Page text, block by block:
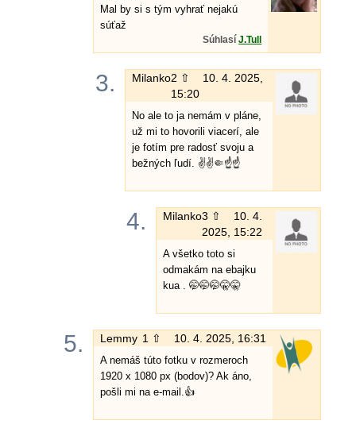
Mal by si s tým vyhrať nejakú
súťaž
Súhlasí J.Tull
3. Milanko2 ⇧
10. 4. 2025,
15:20
No ale to ja nemám v pláne,
už mi to hovorili viacerí, ale
je fotím pre radosť svoju a
bežných ľudí. ✌️✌️🤏☝️☝️
4. Milanko3 ⇧
10. 4.
2025, 15:22
A všetko toto si
odmakám na ebajku
kua . 🤭🤭🤭🤫🤫
5. Lemmy 1 ⇧ 10. 4. 2025, 16:31
A nemáš túto fotku v rozmeroch
1920 x 1080 px (bodov)? Ak áno,
pošli mi na e-mail.👍